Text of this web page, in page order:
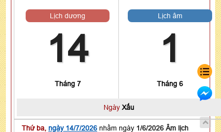
Lịch dương
14
Tháng 7
Lịch âm
1
Tháng 6
Ngày Xấu
Thứ ba, ngày 14/7/2026 nhằm ngày 1/6/2026 Âm lịch